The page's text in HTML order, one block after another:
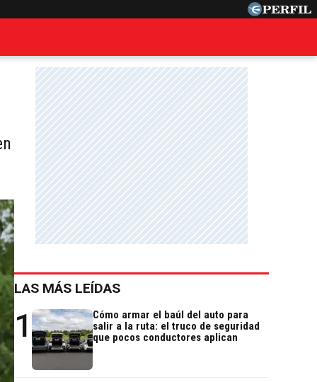
LAS MÁS LEÍDAS
1
Cómo armar el baúl del auto para
salir a la ruta: el truco de seguridad
que pocos conductores aplican